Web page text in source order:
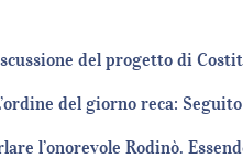
del progetto di
del giorno reca:
l’onorevole Rodinò.